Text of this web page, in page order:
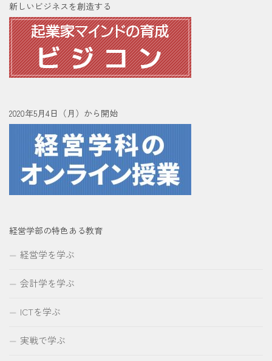
新しいビジネスを創造する
2020年5月4日（月）から開始
経営学部の特色ある教育
経営学を学ぶ
会計学を学ぶ
ICTを学ぶ
実戦で学ぶ